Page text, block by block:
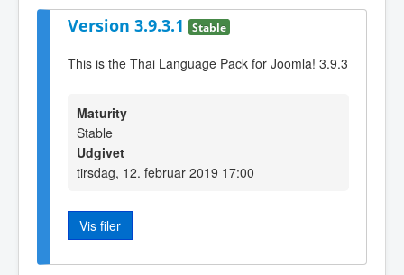
Version 3.9.3.1 Stable
This is the Thai Language Pack for Joomla! 3.9.3
Maturity
Stable
Udgivet
tirsdag, 12. februar 2019 17:00
Vis filer